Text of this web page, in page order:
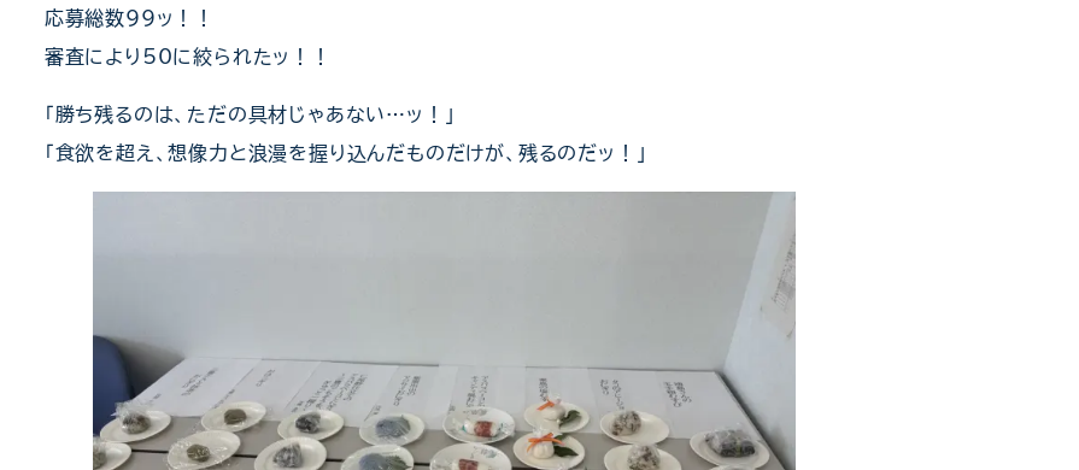
応募総数99ッ！！
審査により50に絞られたッ！！
「勝ち残るのは、ただの具材じゃあない…ッ！」
「食欲を超え、想像力と浪漫を握り込んだものだけが、残るのだッ！」